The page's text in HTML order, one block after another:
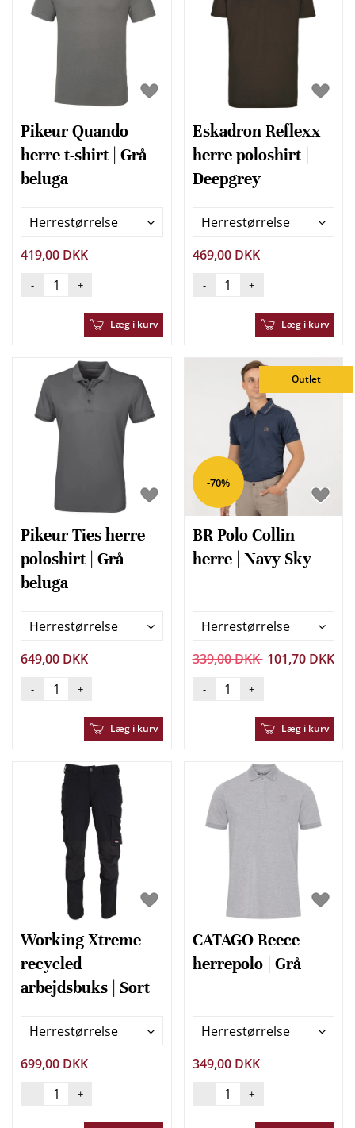
Pikeur Quando
herre t-shirt | Grå
beluga
Herrestørrelse
419,00 DKK
- +
Læg i kurv
Eskadron Reflexx
herre poloshirt |
Deepgrey
Herrestørrelse
469,00 DKK
- +
Læg i kurv
Pikeur Ties herre
poloshirt | Grå
beluga
Herrestørrelse
649,00 DKK
- +
Læg i kurv
-70%
BR Polo Collin
herre | Navy Sky
Herrestørrelse
Outlet
339,00 DKK 101,70 DKK
- +
Læg i kurv
Working Xtreme
recycled
arbejdsbuks | Sort
Herrestørrelse
699,00 DKK
- +
CATAGO Reece
herrepolo | Grå
Herrestørrelse
349,00 DKK
- +